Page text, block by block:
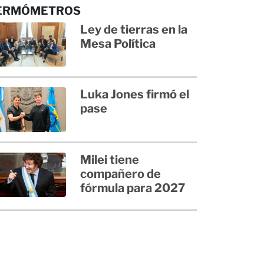
Ley de tierras en la
Mesa Política
Luka Jones firmó el
pase
Milei tiene
compañero de
fórmula para 2027